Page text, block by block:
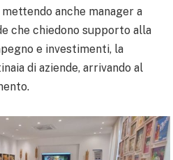
anche manager a
che chiedono supporto alla
e investimenti, la
di aziende, arrivando al